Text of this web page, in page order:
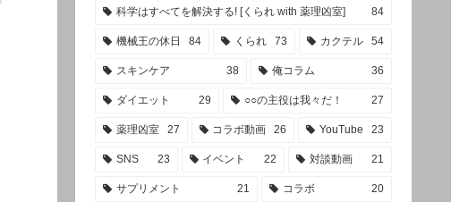
科学はすべてを解決する! [くられ with 薬理凶室] 84
機械王の休日 84 くられ 73 カクテル 54
スキンケア 38 俺コラム 36
ダイエット 29 ○○の主役は我々だ！ 27
薬理凶室 27 コラボ動画 26 YouTube 23
SNS 23 イベント 22 対談動画 21
サプリメント 21 コラボ 20